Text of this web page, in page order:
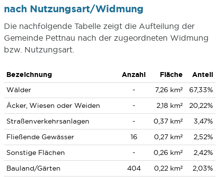
nach Nutzungsart/Widmung
Die nachfolgende Tabelle zeigt die Aufteilung der
Gemeinde Pettnau nach der zugeordneten Widmung
bzw. Nutzungsart.
Bezeichnung Anzahl Fläche
Anteil
Wälder
- 7,26 km²
67,33%
Äcker, Wiesen oder Weiden
- 2,18 km²
20,22%
Straßenverkehrsanlagen
- 0,37 km²
3,47%
Fließende Gewässer
16 0,27 km²
2,52%
Sonstige Flächen
- 0,26 km²
2,42%
Bauland/Gärten
404 0,22 km² 2,03%